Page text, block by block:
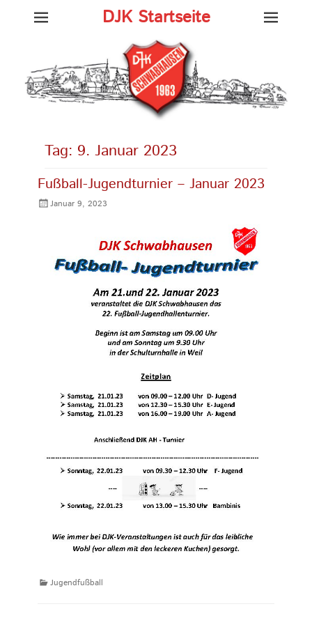
DJK Startseite
Tag: 9. Januar 2023
Fußball-Jugendturnier – Januar 2023
Gepostet
Januar 9, 2023
Kategorien
Jugendfußball